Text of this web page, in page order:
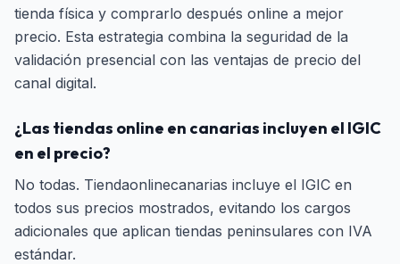
tienda física y comprarlo después online a mejor
precio. Esta estrategia combina la seguridad de la
validación presencial con las ventajas de precio del
canal digital.
¿Las tiendas online en canarias incluyen el IGIC
en el precio?
No todas. Tiendaonlinecanarias incluye el IGIC en
todos sus precios mostrados, evitando los cargos
adicionales que aplican tiendas peninsulares con IVA
estándar.